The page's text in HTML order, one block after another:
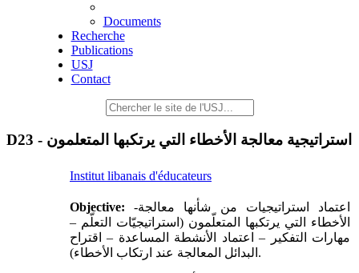
Documents
Recherche
Publications
USJ
Contact
D23 - استراتيجية معالجة الأخطاء التي يرتكبها المتعلمون
Institut libanais d'éducateurs
Objective:-اعتماد استراتيجيات من شأنها معالجة
الأخطاء التي يرتكبها المتعلّمون (استراتيجيّات التعلّم –
مهارات التفكير – اعتماد الأنشطة المساعدة – اقتراح
البدائل المعالجة عند ارتكاب الأخطاء).